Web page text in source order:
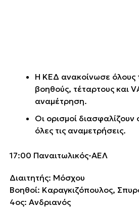
Η ΚΕΔ ανακοίνωσε όλους
βοηθούς, τέταρτους και
αναμέτρηση.
Οι ορισμοί
όλες τις αναμετρήσεις.
17:00 Παναιτωλικός-ΑΕΛ
Διαιτητής: Μόσχου
Βοηθοί: Καραγκιζόπουλος,
4ος: Ανδριανός